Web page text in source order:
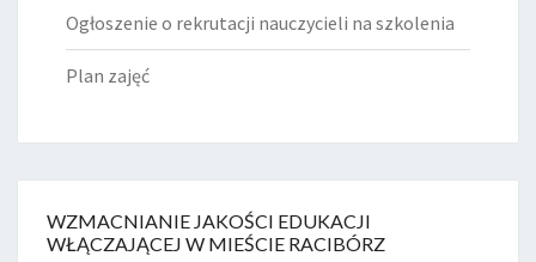
Ogłoszenie o rekrutacji nauczycieli na szkolenia
Plan zajęć
WZMACNIANIE JAKOŚCI EDUKACJI
WŁĄCZAJĄCEJ W MIEŚCIE RACIBÓRZ